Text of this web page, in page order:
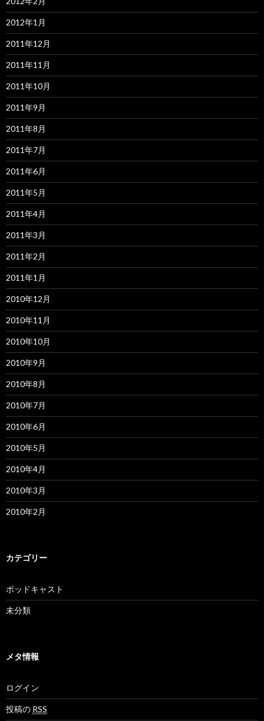
2012年1月
2011年12月
2011年11月
2011年10月
2011年9月
2011年8月
2011年7月
2011年6月
2011年5月
2011年4月
2011年3月
2011年2月
2011年1月
2010年12月
2010年11月
2010年10月
2010年9月
2010年8月
2010年7月
2010年6月
2010年5月
2010年4月
2010年3月
2010年2月
カテゴリー
ポッドキャスト
未分類
メタ情報
ログイン
投稿の RSS